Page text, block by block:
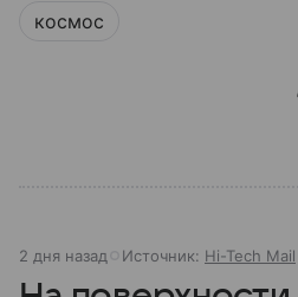
космос
2 дня назад Источник: Hi-Tech Mail